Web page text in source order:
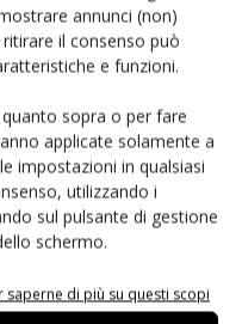
annunci (non)
il consenso può
e funzioni.
sopra o per fare
applicate solamente a
impostazioni in qualsiasi
utilizzando i
sul pulsante di gestione
schermo.
saperne di più su questi scopi
senza per questo trascurare
di servizi e prodotti
GPP e Agenda21
di prodotti riciclati
avere nel fine educativo sulle
responsabile e l'impatto